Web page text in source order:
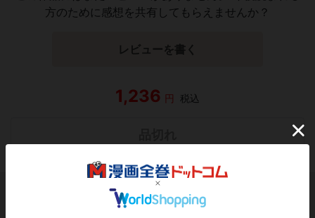
方のために感想を共有してもらえませんか？
レビューを書く
1,236 円 税込